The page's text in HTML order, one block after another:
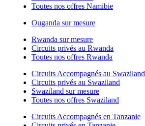
Toutes nos offres Namibie
Ouganda sur mesure
Rwanda sur mesure
Circuits privés au Rwanda
Toutes nos offres Rwanda
Circuits Accompagnés au Swaziland
Circuits privés au Swaziland
Swaziland sur mesure
Toutes nos offres Swaziland
Circuits Accompagnés en Tanzanie